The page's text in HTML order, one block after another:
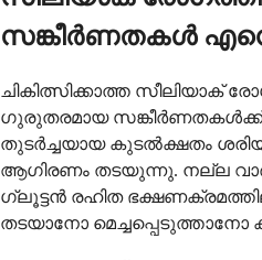
സങ്കീർണതകൾ
ചികിത്സിക്കാത്ത സീലിയാക്
ഗുരുതരമായ
തുടർച്ചയായ കുടൽക്ഷതം
ആഗിരണം തടയുന്നു. നല്ല
ഗ്ലൂട്ടൻ രഹിത
തടയാനോ മെച്ചപ്പെടുത്താനോ